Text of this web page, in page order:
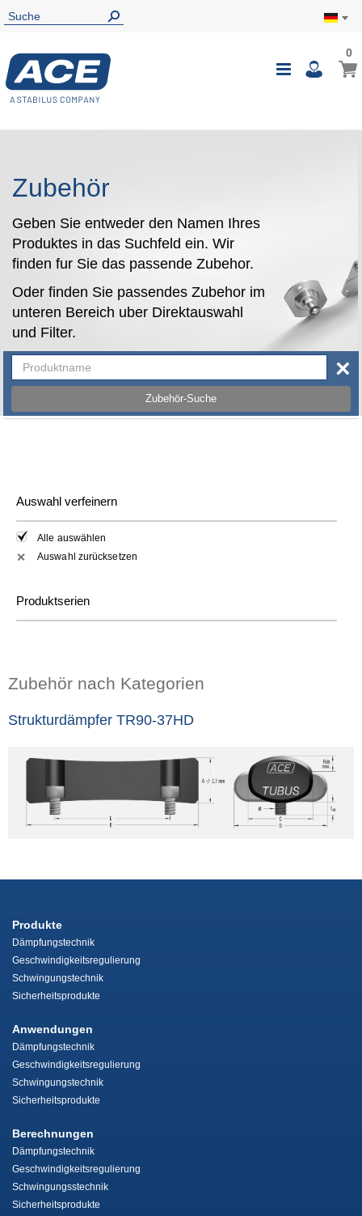
00
Zubehör
Geben Sie entweder den Namen Ihres
Produktes in das Suchfeld ein. Wir
finden fur Sie das passende Zubehor.
Oder finden Sie passendes Zubehor im
unteren Bereich uber Direktauswahl
und Filter.
Zubehör-Suche
×
Auswahl verfeinern
Alle auswählen
✕ Auswahl zurücksetzen
Produktserien
Zubehör nach Kategorien
Strukturdämpfer TR90-37HD
Produkte
Dämpfungstechnik
Geschwindigkeitsregulierung
Schwingungstechnik
Sicherheitsprodukte
Anwendungen
Dämpfungstechnik
Geschwindigkeitsregulierung
Schwingungstechnik
Sicherheitsprodukte
Berechnungen
Dämpfungstechnik
Geschwindigkeitsregulierung
Schwingungsstechnik
Sicherheitsprodukte